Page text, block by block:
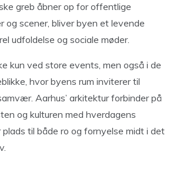
greb åbner op for offentlige
og scener, bliver byen et levende
udfoldelse og sociale møder.
kun ved store events, men også i de
hvor byens rum inviterer til
Aarhus’ arkitektur forbinder på
og kulturen med hverdagens
til både ro og fornyelse midt i det